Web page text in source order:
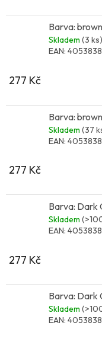
Barva:
Skladem (3 ks)
EAN:
277 Kč
Barva:
Skladem (37
EAN:
277 Kč
Barva: Dark
Skladem
EAN:
277 Kč
Barva: Dark
Skladem
EAN: